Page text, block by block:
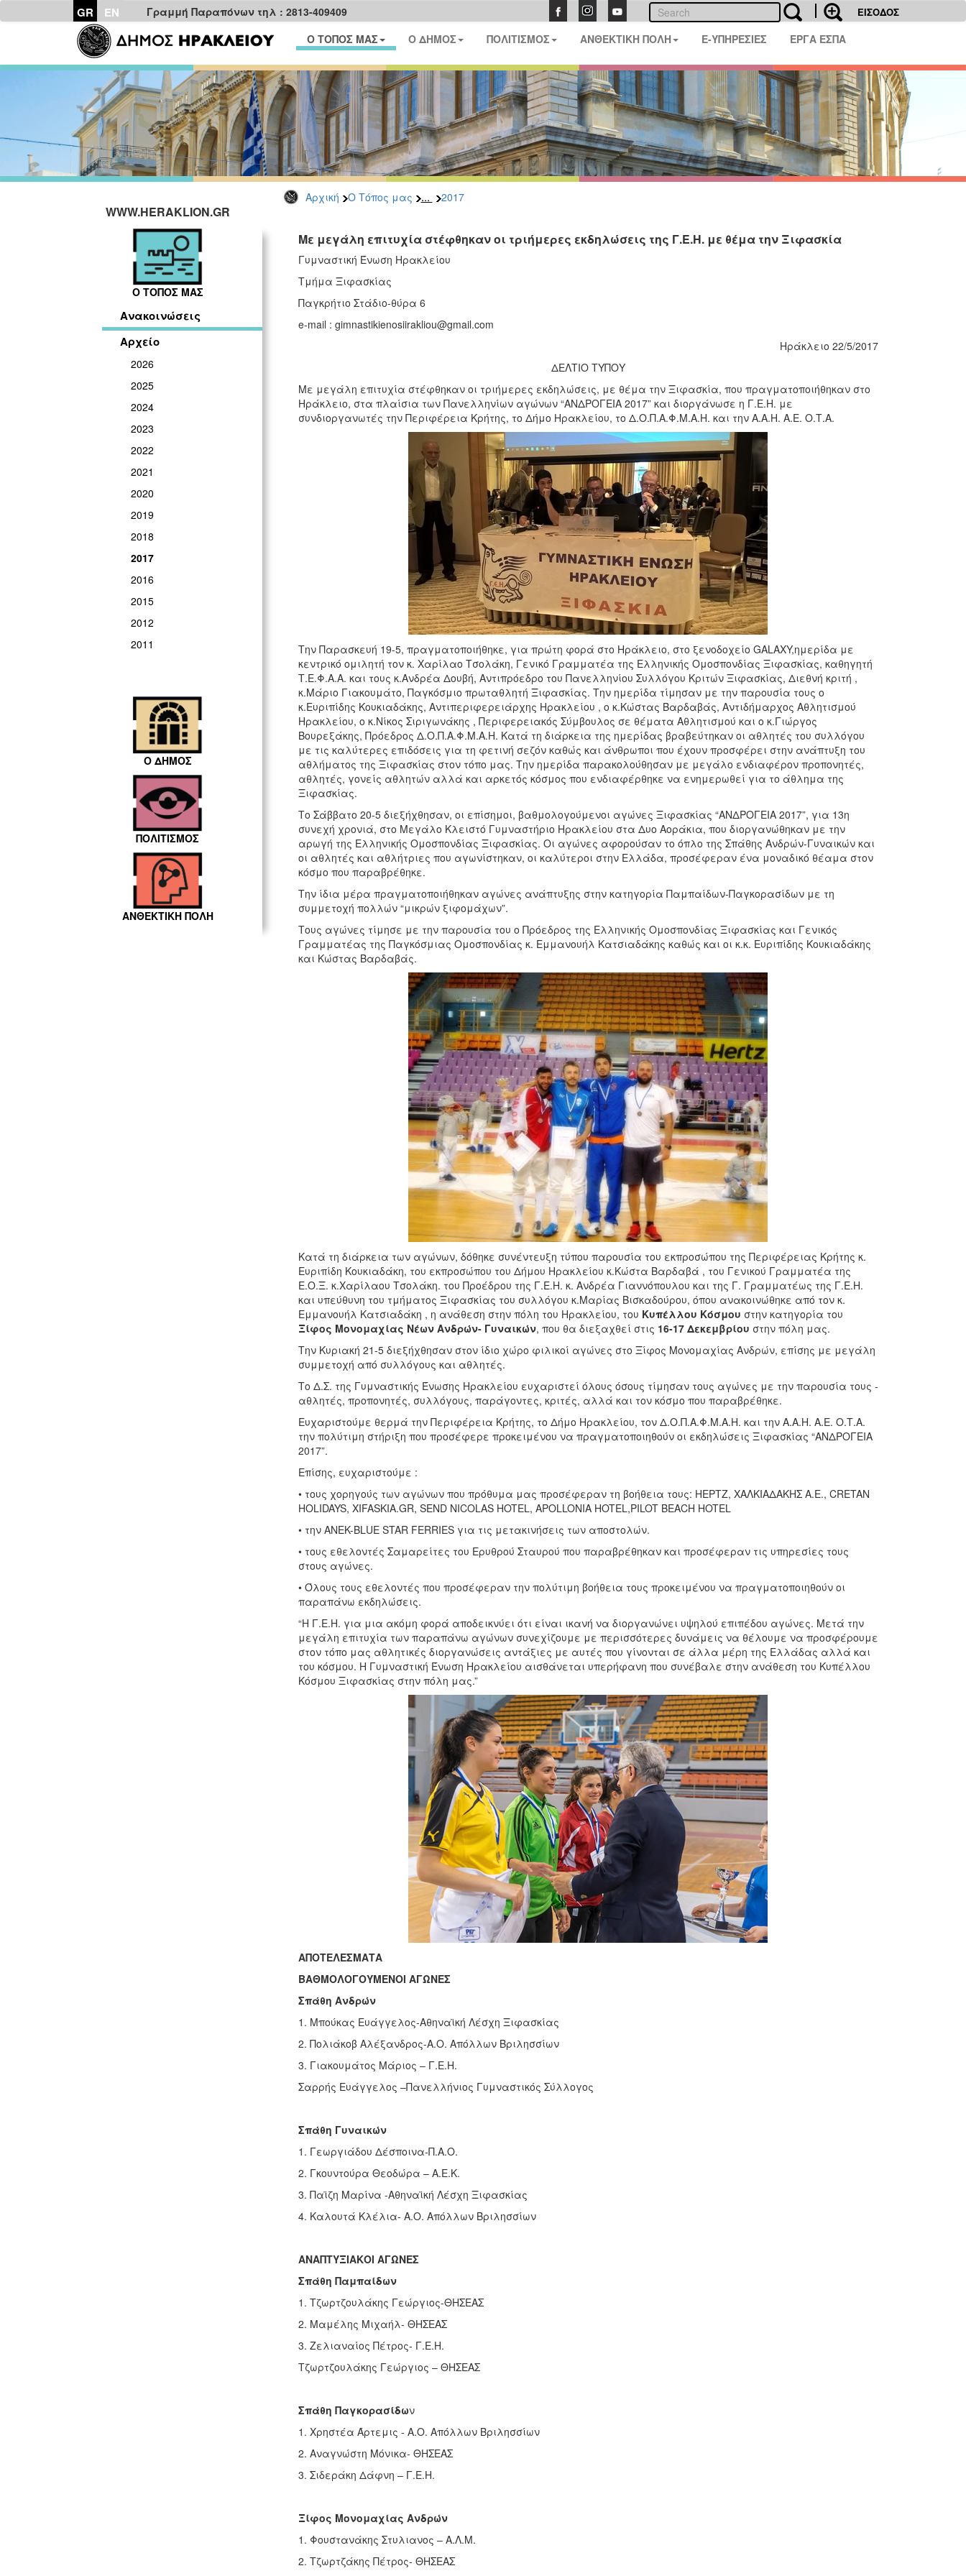
GR EN Γραμμή Παραπόνων τηλ : 2813-409409 ΕΙΣΟΔΟΣ
Ο ΤΟΠΟΣ ΜΑΣ Ο ΔΗΜΟΣ ΠΟΛΙΤΙΣΜΟΣ ΑΝΘΕΚΤΙΚΗ ΠΟΛΗ E-ΥΠΗΡΕΣΙΕΣ ΕΡΓΑ ΕΣΠΑ
Αρχική Ο Τόπος μας ... 2017
WWW.HERAKLION.GR
Ο ΤΟΠΟΣ ΜΑΣ
Ανακοινώσεις
Αρχείο
2026
2025
2024
2023
2022
2021
2020
2019
2018
2017
2016
2015
2012
2011
Ο ΔΗΜΟΣ
ΠΟΛΙΤΙΣΜΟΣ
ΑΝΘΕΚΤΙΚΗ ΠΟΛΗ
Με μεγάλη επιτυχία στέφθηκαν οι τριήμερες εκδηλώσεις της Γ.Ε.Η. με θέμα την Ξιφασκία
Γυμναστική Ένωση Ηρακλείου
Τμήμα Ξιφασκίας
Παγκρήτιο Στάδιο-θύρα 6
e-mail : gimnastikienosiirakliou@gmail.com
Ηράκλειο 22/5/2017
ΔΕΛΤΙΟ ΤΥΠΟΥ
Με μεγάλη επιτυχία στέφθηκαν οι τριήμερες εκδηλώσεις, με θέμα την Ξιφασκία, που πραγματοποιήθηκαν στο
Ηράκλειο, στα πλαίσια των Πανελληνίων αγώνων “ΑΝΔΡΟΓΕΙΑ 2017” και διοργάνωσε η Γ.Ε.Η. με
συνδιοργανωτές την Περιφέρεια Κρήτης, το Δήμο Ηρακλείου, το Δ.Ο.Π.Α.Φ.Μ.Α.Η. και την Α.Α.Η. Α.Ε. Ο.Τ.Α.
Την Παρασκευή 19-5, πραγματοποιήθηκε, για πρώτη φορά στο Ηράκλειο, στο ξενοδοχείο GALAXY,ημερίδα με
κεντρικό ομιλητή τον κ. Χαρίλαο Τσολάκη, Γενικό Γραμματέα της Ελληνικής Ομοσπονδίας Ξιφασκίας, καθηγητή
Τ.Ε.Φ.Α.Α. και τους κ.Ανδρέα Δουβή, Αντιπρόεδρο του Πανελληνίου Συλλόγου Κριτών Ξιφασκίας, Διεθνή κριτή ,
κ.Μάριο Γιακουμάτο, Παγκόσμιο πρωταθλητή Ξιφασκίας. Την ημερίδα τίμησαν με την παρουσία τους ο
κ.Ευριπίδης Κουκιαδάκης, Αντιπεριφερειάρχης Ηρακλείου , ο κ.Κώστας Βαρδαβάς, Αντιδήμαρχος Αθλητισμού
Ηρακλείου, ο κ.Νίκος Σιριγωνάκης , Περιφερειακός Σύμβουλος σε θέματα Αθλητισμού και ο κ.Γιώργος
Βουρεξάκης, Πρόεδρος Δ.Ο.Π.Α.Φ.Μ.Α.Η. Κατά τη διάρκεια της ημερίδας βραβεύτηκαν οι αθλητές του συλλόγου
με τις καλύτερες επιδόσεις για τη φετινή σεζόν καθώς και άνθρωποι που έχουν προσφέρει στην ανάπτυξη του
αθλήματος της Ξιφασκίας στον τόπο μας. Την ημερίδα παρακολούθησαν με μεγάλο ενδιαφέρον προπονητές,
αθλητές, γονείς αθλητών αλλά και αρκετός κόσμος που ενδιαφέρθηκε να ενημερωθεί για το άθλημα της
Ξιφασκίας.
Το Σάββατο 20-5 διεξήχθησαν, οι επίσημοι, βαθμολογούμενοι αγώνες Ξιφασκίας “ΑΝΔΡΟΓΕΙΑ 2017”, για 13η
συνεχή χρονιά, στο Μεγάλο Κλειστό Γυμναστήριο Ηρακλείου στα Δυο Αοράκια, που διοργανώθηκαν με την
αρωγή της Ελληνικής Ομοσπονδίας Ξιφασκίας. Οι αγώνες αφορούσαν το όπλο της Σπάθης Ανδρών-Γυναικών και
οι αθλητές και αθλήτριες που αγωνίστηκαν, οι καλύτεροι στην Ελλάδα, προσέφεραν ένα μοναδικό θέαμα στον
κόσμο που παραβρέθηκε.
Την ίδια μέρα πραγματοποιήθηκαν αγώνες ανάπτυξης στην κατηγορία Παμπαίδων-Παγκορασίδων με τη
συμμετοχή πολλών “μικρών ξιφομάχων”.
Τους αγώνες τίμησε με την παρουσία του ο Πρόεδρος της Ελληνικής Ομοσπονδίας Ξιφασκίας και Γενικός
Γραμματέας της Παγκόσμιας Ομοσπονδίας κ. Εμμανουήλ Κατσιαδάκης καθώς και οι κ.κ. Ευριπίδης Κουκιαδάκης
και Κώστας Βαρδαβάς.
Κατά τη διάρκεια των αγώνων, δόθηκε συνέντευξη τύπου παρουσία του εκπροσώπου της Περιφέρειας Κρήτης κ.
Ευριπίδη Κουκιαδάκη, του εκπροσώπου του Δήμου Ηρακλείου κ.Κώστα Βαρδαβά , του Γενικού Γραμματέα της
Ε.Ο.Ξ. κ.Χαρίλαου Τσολάκη. του Προέδρου της Γ.Ε.Η. κ. Ανδρέα Γιαννόπουλου και της Γ. Γραμματέως της Γ.Ε.Η.
και υπεύθυνη του τμήματος Ξιφασκίας του συλλόγου κ.Μαρίας Βισκαδούρου, όπου ανακοινώθηκε από τον κ.
Εμμανουήλ Κατσιαδάκη , η ανάθεση στην πόλη του Ηρακλείου, του Κυπέλλου Κόσμου στην κατηγορία του
Ξίφος Μονομαχίας Νέων Ανδρών- Γυναικών, που θα διεξαχθεί στις 16-17 Δεκεμβρίου στην πόλη μας.
Την Κυριακή 21-5 διεξήχθησαν στον ίδιο χώρο φιλικοί αγώνες στο Ξίφος Μονομαχίας Ανδρών, επίσης με μεγάλη
συμμετοχή από συλλόγους και αθλητές.
Το Δ.Σ. της Γυμναστικής Ένωσης Ηρακλείου ευχαριστεί όλους όσους τίμησαν τους αγώνες με την παρουσία τους -
αθλητές, προπονητές, συλλόγους, παράγοντες, κριτές, αλλά και τον κόσμο που παραβρέθηκε.
Ευχαριστούμε θερμά την Περιφέρεια Κρήτης, το Δήμο Ηρακλείου, τον Δ.Ο.Π.Α.Φ.Μ.Α.Η. και την Α.Α.Η. Α.Ε. Ο.Τ.Α.
την πολύτιμη στήριξη που προσέφερε προκειμένου να πραγματοποιηθούν οι εκδηλώσεις Ξιφασκίας “ΑΝΔΡΟΓΕΙΑ
2017”.
Επίσης, ευχαριστούμε :
• τους χορηγούς των αγώνων που πρόθυμα μας προσέφεραν τη βοήθεια τους: ΗΕΡΤΖ, ΧΑΛΚΙΑΔΑΚΗΣ Α.Ε., CRETAN
HOLIDAYS, XIFASKIA.GR, SEND NICOLAS HOTEL, APOLLONIA HOTEL,PILOT BEACH HOTEL
• την ANEK-BLUE STAR FERRIES για τις μετακινήσεις των αποστολών.
• τους εθελοντές Σαμαρείτες του Ερυθρού Σταυρού που παραβρέθηκαν και προσέφεραν τις υπηρεσίες τους
στους αγώνες.
• Όλους τους εθελοντές που προσέφεραν την πολύτιμη βοήθεια τους προκειμένου να πραγματοποιηθούν οι
παραπάνω εκδηλώσεις.
“Η Γ.Ε.Η. για μια ακόμη φορά αποδεικνύει ότι είναι ικανή να διοργανώνει υψηλού επιπέδου αγώνες. Μετά την
μεγάλη επιτυχία των παραπάνω αγώνων συνεχίζουμε με περισσότερες δυνάμεις να θέλουμε να προσφέρουμε
στον τόπο μας αθλητικές διοργανώσεις αντάξιες με αυτές που γίνονται σε άλλα μέρη της Ελλάδας αλλά και
του κόσμου. Η Γυμναστική Ένωση Ηρακλείου αισθάνεται υπερήφανη που συνέβαλε στην ανάθεση του Κυπέλλου
Κόσμου Ξιφασκίας στην πόλη μας.”
ΑΠΟΤΕΛΕΣΜΑΤΑ
ΒΑΘΜΟΛΟΓΟΥΜΕΝΟΙ ΑΓΩΝΕΣ
Σπάθη Ανδρών
1. Μπούκας Ευάγγελος-Αθηναϊκή Λέσχη Ξιφασκίας
2. Πολιάκοβ Αλέξανδρος-Α.Ο. Απόλλων Βριλησσίων
3. Γιακουμάτος Μάριος – Γ.Ε.Η.
Σαρρής Ευάγγελος –Πανελλήνιος Γυμναστικός Σύλλογος
Σπάθη Γυναικών
1. Γεωργιάδου Δέσποινα-Π.Α.Ο.
2. Γκουντούρα Θεοδώρα – Α.Ε.Κ.
3. Παϊζη Μαρίνα -Αθηναϊκή Λέσχη Ξιφασκίας
4. Καλουτά Κλέλια- Α.Ο. Απόλλων Βριλησσίων
ΑΝΑΠΤΥΞΙΑΚΟΙ ΑΓΩΝΕΣ
Σπάθη Παμπαίδων
1. Τζωρτζουλάκης Γεώργιος-ΘΗΣΕΑΣ
2. Μαμέλης Μιχαήλ- ΘΗΣΕΑΣ
3. Ζελιαναίος Πέτρος- Γ.Ε.Η.
Τζωρτζουλάκης Γεώργιος – ΘΗΣΕΑΣ
Σπάθη Παγκορασίδων
1. Χρηστέα Άρτεμις - Α.Ο. Απόλλων Βριλησσίων
2. Αναγνώστη Μόνικα- ΘΗΣΕΑΣ
3. Σιδεράκη Δάφνη – Γ.Ε.Η.
Ξίφος Μονομαχίας Ανδρών
1. Φουστανάκης Στυλιανος – Α.Λ.Μ.
2. Τζωρτζάκης Πέτρος- ΘΗΣΕΑΣ